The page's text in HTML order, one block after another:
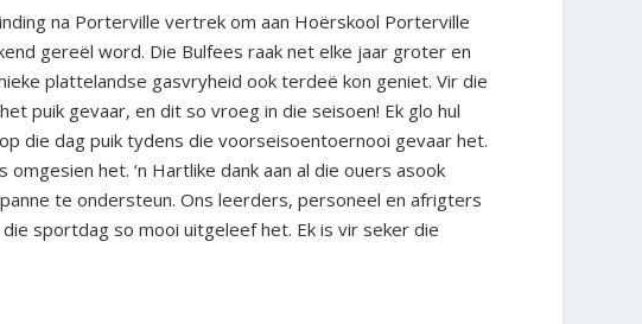
na Porterville vertrek om aan Hoërskool Porterville
gereël word. Die Bulfees raak net elke jaar groter en
plattelandse gasvryheid ook terdeë kon geniet. Vir die
puik gevaar, en dit so vroeg in die seisoen! Ek glo hul
die dag puik tydens die voorseisoentoernooi gevaar het.
het. ‘n Hartlike dank aan al die ouers asook
te ondersteun. Ons leerders, personeel en afrigters
sportdag so mooi uitgeleef het. Ek is vir seker die